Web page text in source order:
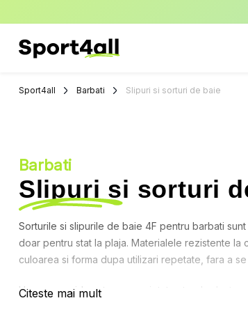
Sport
Sport4all Barbati Slipuri si sorturi de baie
Barbati
Slipuri si sorturi
Sorturile si slipurile de baie 4F pentru barbati
doar pentru stat la plaja. Materialele rezistente la
culoarea si forma dupa utilizari repetate, fara a
Uscarea rapida este o proprietate standard a
Citeste mai mult